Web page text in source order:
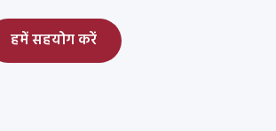
हमें सहयोग करें